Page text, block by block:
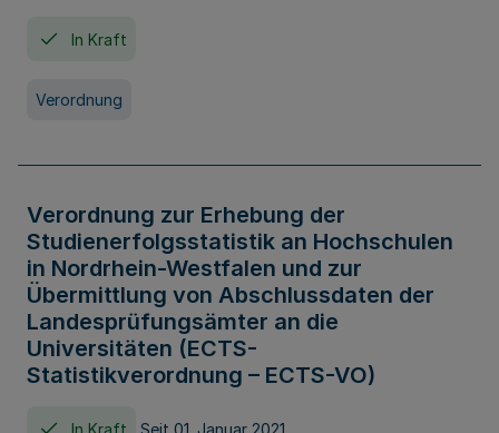
In Kraft
Verordnung
Verordnung zur Erhebung der
Studienerfolgsstatistik an Hochschulen
in Nordrhein-Westfalen und zur
Übermittlung von Abschlussdaten der
Landesprüfungsämter an die
Universitäten (ECTS-
Statistikverordnung – ECTS-VO)
In Kraft Seit 01. Januar 2021